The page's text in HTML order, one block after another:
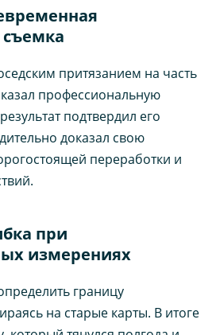
съемка
притязанием на часть
профессиональную
подтвердил его
доказал свою
переработки и
при
измерениях
границу
на старые карты. В итоге